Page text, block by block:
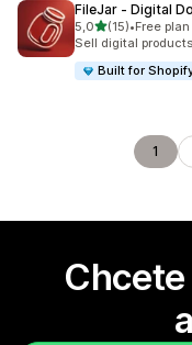
FileJar ‑ Digital
5,0z 5 hvězd
(15)
Celkový počet
•Free
Sell digital
Built for
1